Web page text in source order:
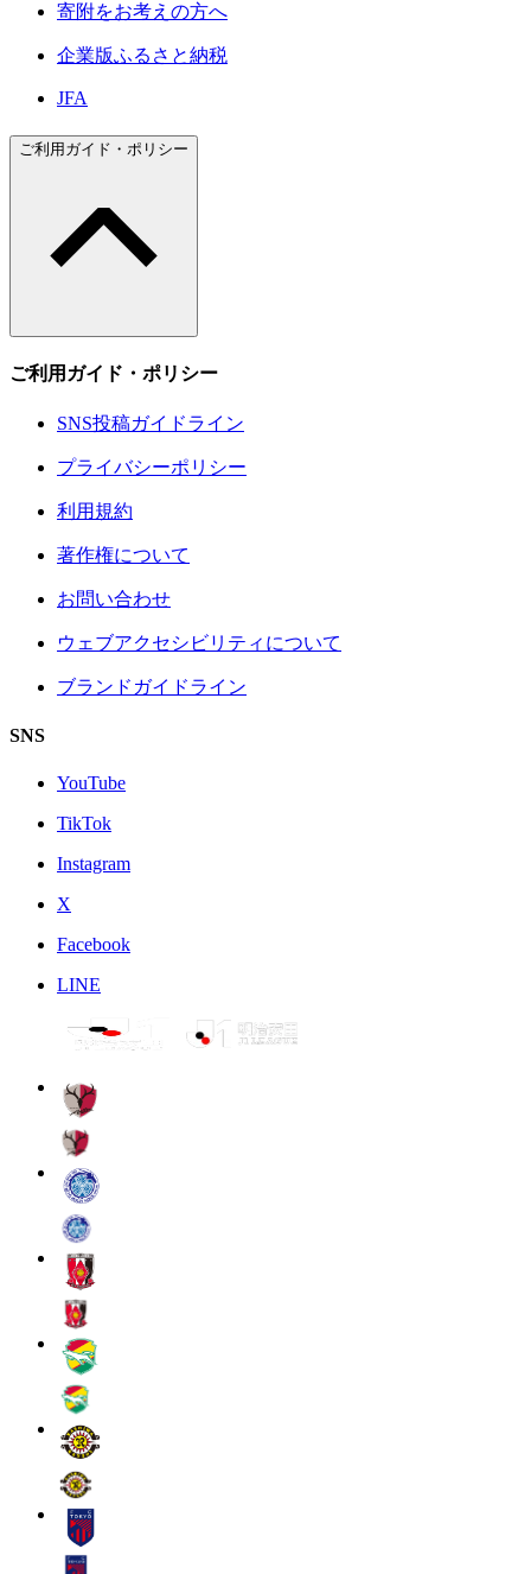
寄附をお考えの方へ
企業版ふるさと納税
JFA
ご利用ガイド・ポリシー
ご利用ガイド・ポリシー
SNS投稿ガイドライン
プライバシーポリシー
利用規約
著作権について
お問い合わせ
ウェブアクセシビリティについて
ブランドガイドライン
SNS
YouTube
TikTok
Instagram
X
Facebook
LINE